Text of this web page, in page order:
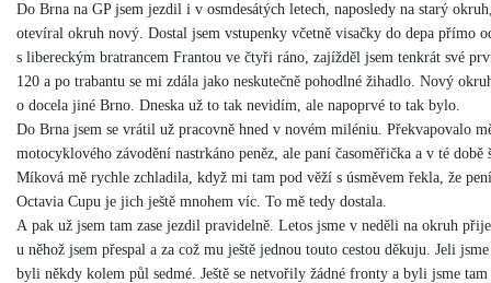
Do Brna na GP jsem jezdil i v osmdesátých letech, naposledy na starý
otevíral okruh nový. Dostal jsem vstupenky včetně visačky do depa přímo
s libereckým bratrancem Frantou ve čtyři ráno, zajížděl jsem tenkrát své
120 a po trabantu se mi zdála jako neskutečně pohodlné žihadlo. Nový
o docela jiné Brno. Dneska už to tak nevidím, ale napoprvé to tak bylo.
Do Brna jsem se vrátil už pracovně hned v novém miléniu. Překvapovalo
motocyklového závodění nastrkáno peněz, ale paní časoměřička a v té
Míková mě rychle zchladila, když mi tam pod věží s úsměvem řekla, že
Octavia Cupu je jich ještě mnohem víc. To mě tedy dostala.
A pak už jsem tam zase jezdil pravidelně. Letos jsme v neděli na okruh
u něhož jsem přespal a za což mu ještě jednou touto cestou děkuju. Jeli
byli někdy kolem půl sedmé. Ještě se netvořily žádné fronty a byli jsme